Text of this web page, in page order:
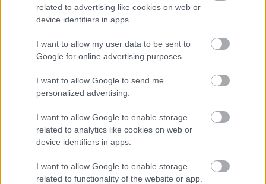
related to advertising like cookies on web or
device identifiers in apps.
I want to allow my user data to be sent to
Google for online advertising purposes.
I want to allow Google to send me
personalized advertising.
I want to allow Google to enable storage
related to analytics like cookies on web or
device identifiers in apps.
I want to allow Google to enable storage
related to functionality of the website or app.
Miért kulcsfontosságú a korszerű légtechnika az